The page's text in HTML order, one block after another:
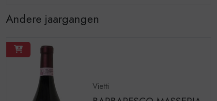
Andere jaargangen
Vietti